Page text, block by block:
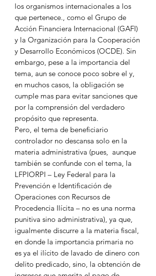
los organismos internacionales a los
que pertenece., como el Grupo de
Acción Financiera Internacional (GAFI)
y la Organización para la Cooperación
y Desarrollo Económicos (OCDE). Sin
embargo, pese a la importancia del
tema, aun se conoce poco sobre el y,
en muchos casos, la obligación se
cumple mas para evitar sanciones que
por la comprensión del verdadero
propósito que representa.
Pero, el tema de beneficiario
controlador no descansa solo en la
materia administrativa (pues, aunque
también se confunde con el tema, la
LFPIORPI – Ley Federal para la
Prevención e Identificación de
Operaciones con Recursos de
Procedencia Ilícita – no es una norma
punitiva sino administrativa), ya que,
igualmente discurre a la materia fiscal,
en donde la importancia primaria no
es ya el ilícito de lavado de dinero con
delito predicado, sino, la obtención de